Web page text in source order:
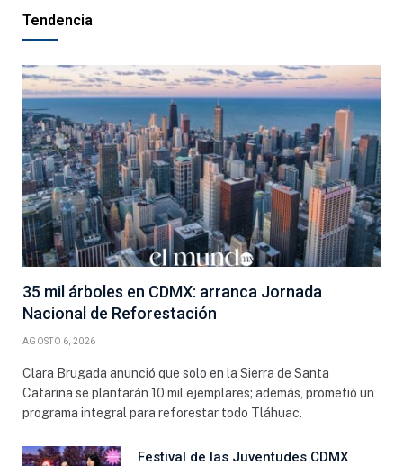
Tendencia
35 mil árboles en CDMX: arranca Jornada
Nacional de Reforestación
AGOSTO 6, 2026
Clara Brugada anunció que solo en la Sierra de Santa
Catarina se plantarán 10 mil ejemplares; además, prometió un
programa integral para reforestar todo Tláhuac.
Festival de las Juventudes CDMX